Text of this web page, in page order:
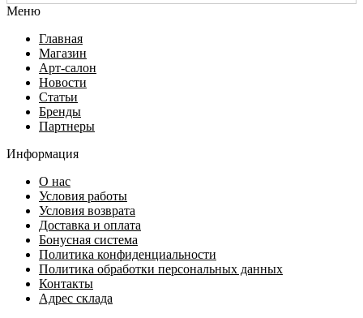
Меню
Главная
Магазин
Арт-салон
Новости
Статьи
Бренды
Партнеры
Информация
О нас
Условия работы
Условия возврата
Доставка и оплата
Бонусная система
Политика конфиденциальности
Политика обработки персональных данных
Контакты
Адрес склада